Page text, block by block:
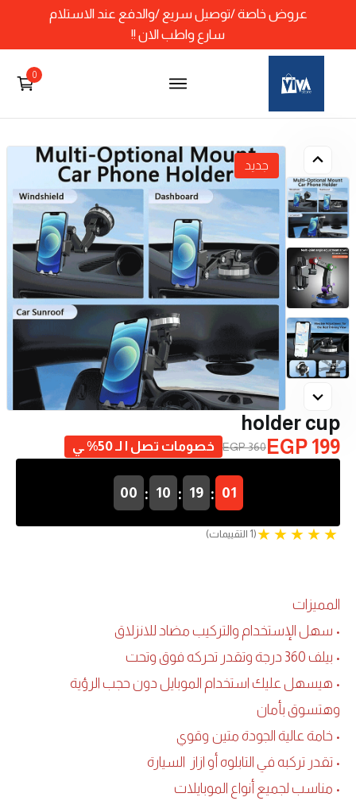
عروض خاصة /توصيل سريع /والدفع عند الاستلام
سارع واطب الان !!
0
جديد
holder cup
EGP 199
EGP 360 خصومات تصل ا لـ 50% ـي
00 : 10 : 19 : 00
(1 التقييمات)
المميزات
• سهل الإستخدام والتركيب مضاد للانزلاق
• بيلف 360 درجة وتقدر تحركه فوق وتحت
• هيسهل عليك استخدام الموبايل دون حجب الرؤية
وهتسوق بأمان
• خامة عالية الجودة متين وقوي
• تقدر تركبه في التابلوه أو ازاز السيارة
• مناسب لجميع أنواع الموبايلات